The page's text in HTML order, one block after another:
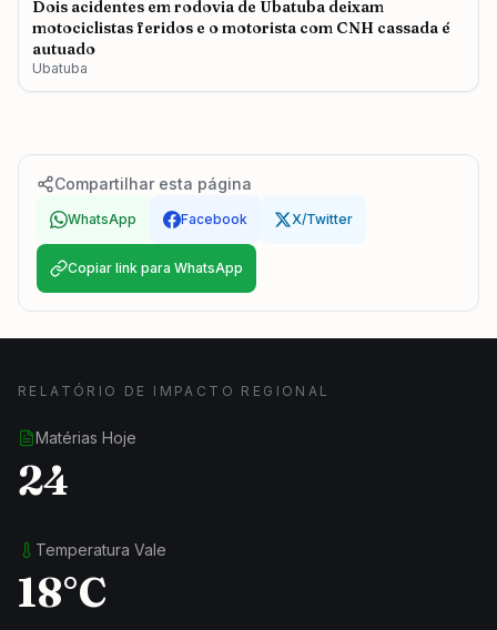
Dois acidentes em rodovia de Ubatuba deixam
motociclistas feridos e o motorista com CNH cassada é
autuado
Ubatuba
Compartilhar esta página
WhatsApp Facebook X/Twitter
Copiar link para WhatsApp
RELATÓRIO DE IMPACTO REGIONAL
Matérias Hoje
24
Temperatura Vale
18°C